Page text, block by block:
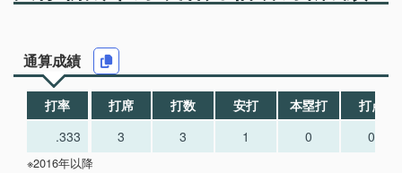
通算成績
打率 打席 打数 安打 本塁打
打点
.333
3 3 1 0 0
※2016年以降